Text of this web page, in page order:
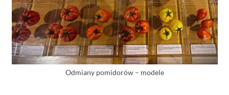
Odmiany pomidorów – modele